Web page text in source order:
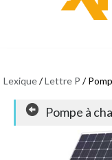
Lexique/Lettre P /
Pompe à